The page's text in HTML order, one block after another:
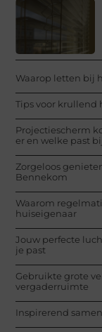
Waarop letten bij
Tips voor krullend
Projectiescherm
er en welke past
Zorgeloos
Bennekom
Waarom
huiseigenaar
Jouw perfecte
je past
Gebruikte grote
vergaderruimte
Inspirerend